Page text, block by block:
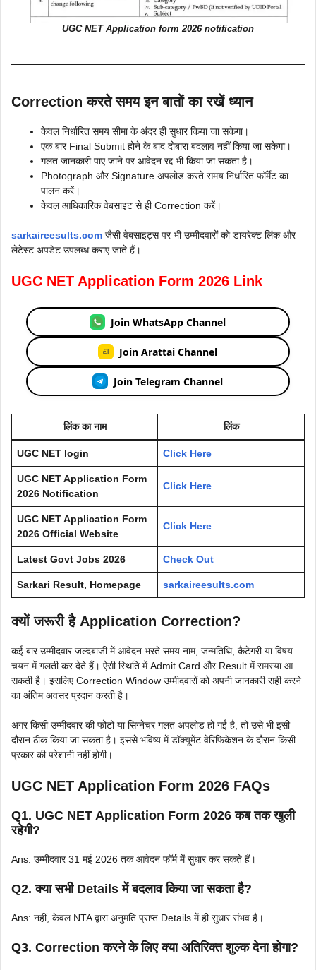
UGC NET Application form 2026 notification
Correction करते समय इन बातों का रखें ध्यान
केवल निर्धारित समय सीमा के अंदर ही सुधार किया जा सकेगा।
एक बार Final Submit होने के बाद दोबारा बदलाव नहीं किया जा सकेगा।
गलत जानकारी पाए जाने पर आवेदन रद्द भी किया जा सकता है।
Photograph और Signature अपलोड करते समय निर्धारित फॉर्मेट का
पालन करें।
केवल आधिकारिक वेबसाइट से ही Correction करें।
sarkaireesults.com जैसी वेबसाइट्स पर भी उम्मीदवारों को डायरेक्ट लिंक और
लेटेस्ट अपडेट उपलब्ध कराए जाते हैं।
UGC NET Application Form 2026 Link
Join WhatsApp Channel
Join Arattai Channel
Join Telegram Channel
लिंक का नाम लिंक
UGC NET login Click Here
UGC NET Application Form
2026 Notification
Click Here
UGC NET Application Form
2026 Official Website
Click Here
Latest Govt Jobs 2026 Check Out
Sarkari Result, Homepage sarkaireesults.com
क्यों जरूरी है Application Correction?
कई बार उम्मीदवार जल्दबाजी में आवेदन भरते समय नाम, जन्मतिथि, कैटेगरी या विषय
चयन में गलती कर देते हैं। ऐसी स्थिति में Admit Card और Result में समस्या आ
सकती है। इसलिए Correction Window उम्मीदवारों को अपनी जानकारी सही करने
का अंतिम अवसर प्रदान करती है।
अगर किसी उम्मीदवार की फोटो या सिग्नेचर गलत अपलोड हो गई है, तो उसे भी इसी
दौरान ठीक किया जा सकता है। इससे भविष्य में डॉक्यूमेंट वेरिफिकेशन के दौरान किसी
प्रकार की परेशानी नहीं होगी।
UGC NET Application Form 2026 FAQs
Q1. UGC NET Application Form 2026 कब तक खुली
रहेगी?
Ans: उम्मीदवार 31 मई 2026 तक आवेदन फॉर्म में सुधार कर सकते हैं।
Q2. क्या सभी Details में बदलाव किया जा सकता है?
Ans: नहीं, केवल NTA द्वारा अनुमति प्राप्त Details में ही सुधार संभव है।
Q3. Correction करने के लिए क्या अतिरिक्त शुल्क देना होगा?